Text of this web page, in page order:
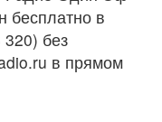
бесплатно в
без
в прямом